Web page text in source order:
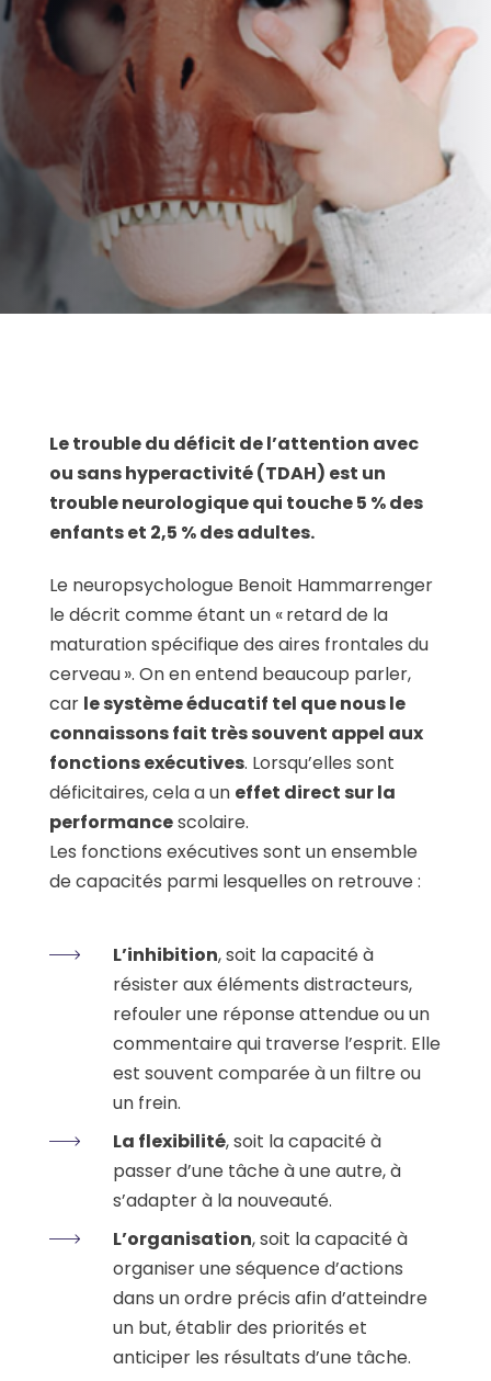
AUTEUR:
Clinique de Psychologie Québec
PUBLIÉ LE:
CATÉGORIE:
TDAH
Le trouble du déficit de l’attention avec
ou sans hyperactivité (TDAH) est un
trouble neurologique qui touche 5 % des
enfants et 2,5 % des adultes.
Le neuropsychologue Benoit Hammarrenger
le décrit comme étant un « retard de la
maturation spécifique des aires frontales du
cerveau ». On en entend beaucoup parler,
car le système éducatif tel que nous le
connaissons fait très souvent appel aux
fonctions exécutives. Lorsqu’elles sont
déficitaires, cela a un effet direct sur la
performancescolaire.
Les fonctions exécutives sont un ensemble
de capacités parmi lesquelles on retrouve :
L’inhibition, soit la capacité à
résister aux éléments distracteurs,
refouler une réponse attendue ou un
commentaire qui traverse l’esprit. Elle
est souvent comparée à un filtre ou
un frein.
La flexibilité, soit la capacité à
passer d’une tâche à une autre, à
s’adapter à la nouveauté.
L’organisation, soit la capacité à
organiser une séquence d’actions
dans un ordre précis afin d’atteindre
un but, établir des priorités et
anticiper les résultats d’une tâche.